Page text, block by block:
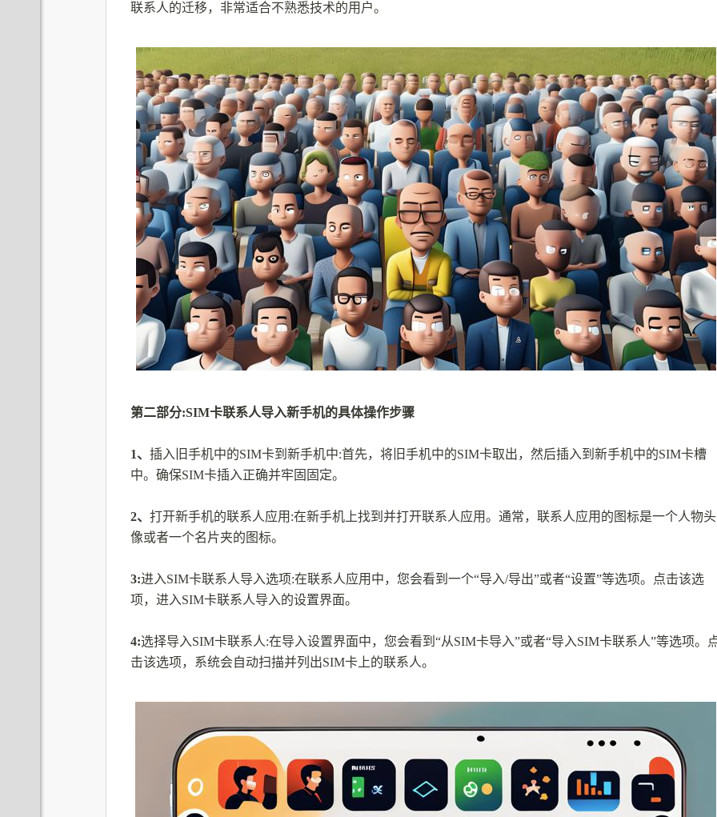
联系人的迁移，非常适合不熟悉技术的用户。
第二部分:SIM卡联系人导入新手机的具体操作步骤
1、 插入旧手机中的SIM卡到新手机中:首先，将旧手机中的SIM卡取出，然后插入到新手机中的SIM卡槽
中。确保SIM卡插入正确并牢固固定。
2、 打开新手机的联系人应用:在新手机上找到并打开联系人应用。通常，联系人应用的图标是一个人物头
像或者一个名片夹的图标。
3:进入SIM卡联系人导入选项:在联系人应用中，您会看到一个“导入/导出”或者“设置”等选项。点击该选
项，进入SIM卡联系人导入的设置界面。
4:选择导入SIM卡联系人:在导入设置界面中，您会看到“从SIM卡导入”或者“导入SIM卡联系人”等选项。
击该选项，系统会自动扫描并列出SIM卡上的联系人。